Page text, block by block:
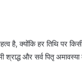
है, क्योंकि हर तिथि पर
और सर्व पितृ